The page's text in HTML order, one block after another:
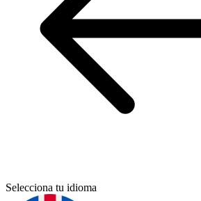
Selecciona tu idioma